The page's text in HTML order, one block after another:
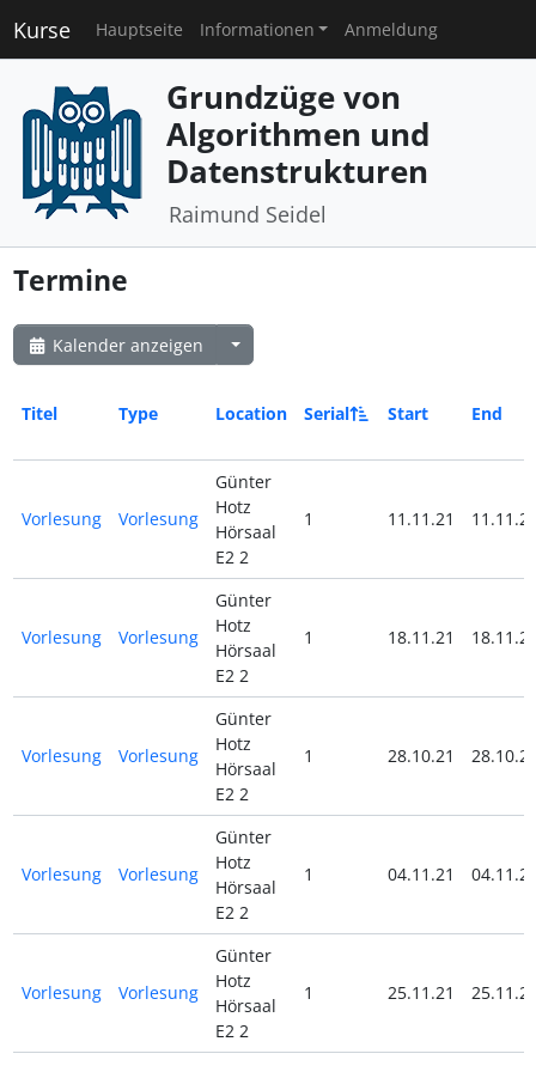
Kurse Hauptseite Informationen Anmeldung
Grundzüge von
Algorithmen und
Datenstrukturen
Raimund Seidel
Termine
Kalender anzeigen
Titel Type Location Serial Start End
Vorlesung Vorlesung
Günter
Hotz
Hörsaal
E2 2
1 11.11.21
Vorlesung Vorlesung
Günter
Hotz
Hörsaal
E2 2
1 18.11.21
Vorlesung Vorlesung
Günter
Hotz
Hörsaal
E2 2
1 28.10.21
Vorlesung Vorlesung
Günter
Hotz
Hörsaal
E2 2
1 04.11.21
Vorlesung Vorlesung
Günter
Hotz
Hörsaal
E2 2
1 25.11.21